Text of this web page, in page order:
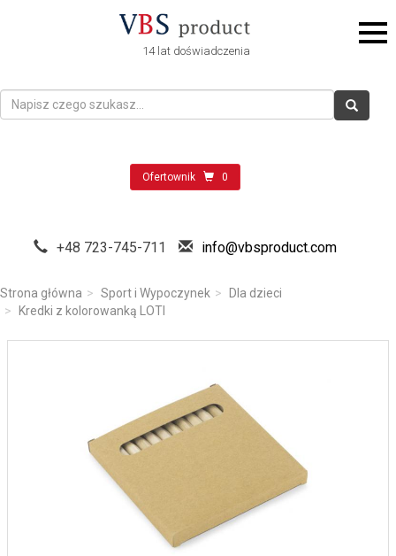
14 lat doświadczenia
Ofertownik 0
+48 723-745-711 info@vbsproduct.com
Strona główna Sport i Wypoczynek
Dla dzieci
Kredki z kolorowanką LOTI